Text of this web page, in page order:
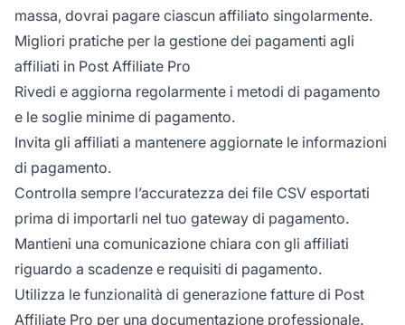
massa, dovrai pagare ciascun affiliato singolarmente.
Migliori pratiche per la gestione dei pagamenti agli
affiliati in Post Affiliate Pro
Rivedi e aggiorna regolarmente i metodi di pagamento
e le soglie minime di pagamento.
Invita gli affiliati a mantenere aggiornate le informazioni
di pagamento.
Controlla sempre l’accuratezza dei file CSV esportati
prima di importarli nel tuo gateway di pagamento.
Mantieni una comunicazione chiara con gli affiliati
riguardo a scadenze e requisiti di pagamento.
Utilizza le funzionalità di generazione fatture di Post
Affiliate Pro per una documentazione professionale.